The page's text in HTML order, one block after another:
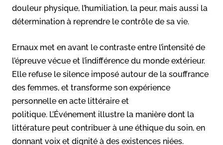
douleur physique, l’humiliation, la peur, mais aussi la
détermination à reprendre le contrôle de sa vie.
Ernaux met en avant le contraste entre l’intensité de
l’épreuve vécue et l’indifférence du monde extérieur.
Elle refuse le silence imposé autour de la souffrance
des femmes, et transforme son expérience
personnelle en acte littéraire et
politique. L’Événement illustre la manière dont la
littérature peut contribuer à une éthique du soin, en
donnant voix et dignité à des existences niées.